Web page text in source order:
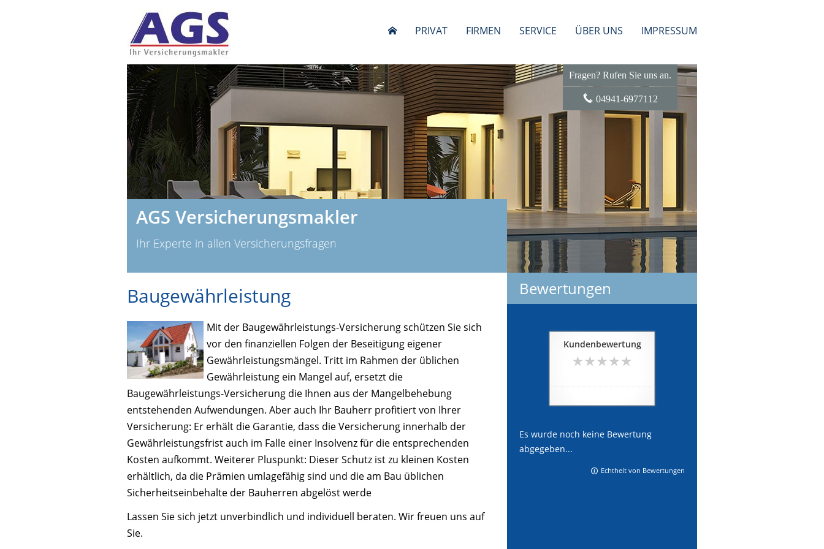
PRIVAT FIRMEN SERVICE ÜBER UNS IMPRESSUM
Fragen? Rufen Sie uns an.
04941-6977112
AGS Versicherungsmakler
Ihr Experte in allen Versicherungsfragen
Bewertungen
Kundenbewertung
Es wurde noch keine Bewertung
abgegeben...
Echtheit von Bewertungen
Baugewährleistung
Mit der Baugewährleistungs-Versicherung schützen Sie sich
vor den finanziellen Folgen der Beseitigung eigener
Gewährleistungsmängel. Tritt im Rahmen der üblichen
Gewährleistung ein Mangel auf, ersetzt die
Baugewährleistungs-Versicherung die Ihnen aus der Mangelbehebung
entstehenden Aufwendungen. Aber auch Ihr Bauherr profitiert von Ihrer
Versicherung: Er erhält die Garantie, dass die Versicherung innerhalb der
Gewährleistungsfrist auch im Falle einer Insolvenz für die entsprechenden
Kosten aufkommt. Weiterer Pluspunkt: Dieser Schutz ist zu kleinen Kosten
erhältlich, da die Prämien umlagefähig sind und die am Bau üblichen
Sicherheitseinbehalte der Bauherren abgelöst werde
Lassen Sie sich jetzt unverbindlich und individuell beraten. Wir freuen uns auf
Sie.